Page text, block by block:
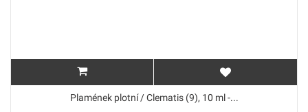
Plamének plotní / Clematis (9), 10 ml -...